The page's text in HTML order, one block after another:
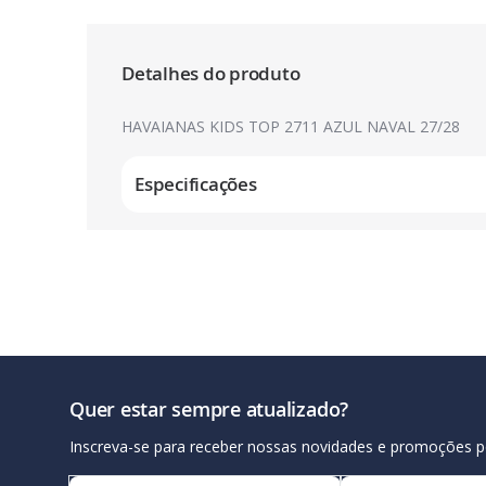
imagensDetalhes do produto
HAVAIANAS KIDS TOP 2711 AZUL NAVAL 27/28
Especificações
Quer estar sempre atualizado?
Inscreva-se para receber nossas novidades e promoções